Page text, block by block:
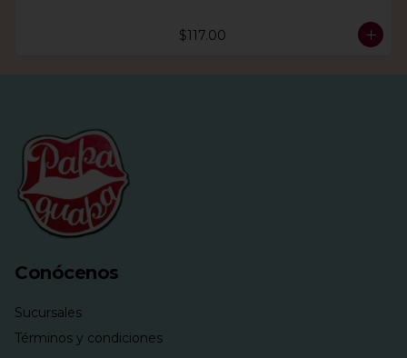
$117.00
Conócenos
Sucursales
Términos y condiciones